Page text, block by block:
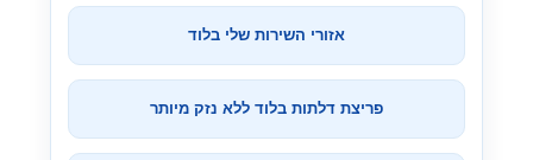
אזורי השירות שלי בלוד
פריצת דלתות בלוד ללא נזק מיותר